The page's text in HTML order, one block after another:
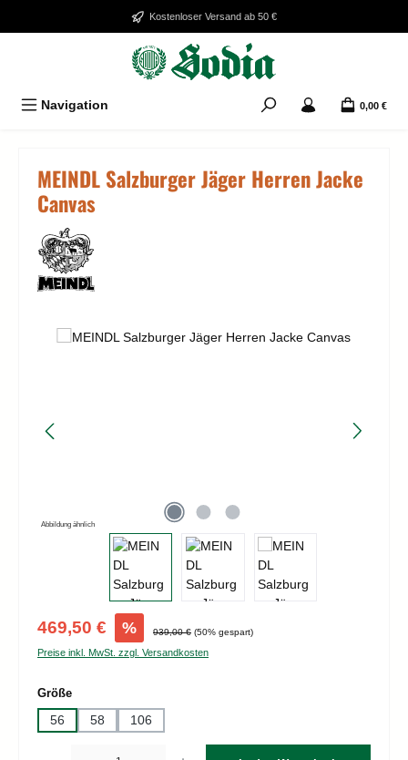
Zum Hauptinhalt springenKostenloser Versand ab 50 €
Navigation 0,00 €
MEINDL Salzburger Jäger Herren Jacke
Canvas
Bildergalerie überspringen
Abbildung ähnlich
Verkaufspreis:
469,50 € % Regulärer Preis:
939,00 € (50% gespart)
Preise inkl. MwSt. zzgl. Versandkosten
Größeauswählen
56 58 106